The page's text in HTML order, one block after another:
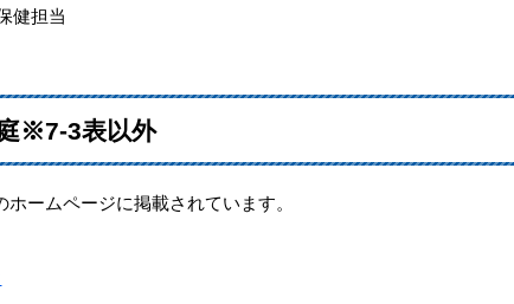
健担当
※7-3表以外
ームページに掲載されています。